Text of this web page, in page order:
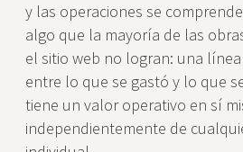
y las operaciones se
algo que la mayoría de las
el sitio web no logran: una
entre lo que se gastó y lo que
tiene un valor operativo en sí
independientemente de